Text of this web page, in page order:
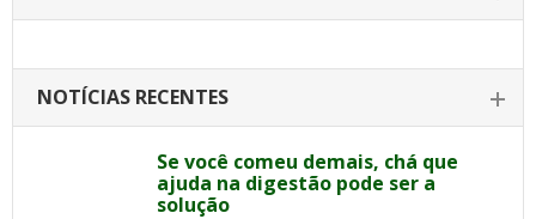
NOTÍCIAS RECENTES
Se você comeu demais, chá que
ajuda na digestão pode ser a
solução